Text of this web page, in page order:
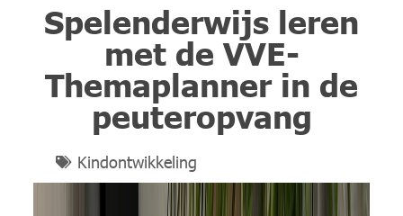
Spelenderwijs leren
met de VVE-
Themaplanner in de
peuteropvang
Kindontwikkeling